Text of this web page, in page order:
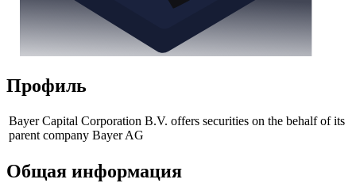
Профиль
Bayer Capital Corporation B.V. offers securities on the behalf of its
parent company Bayer AG
Общая информация